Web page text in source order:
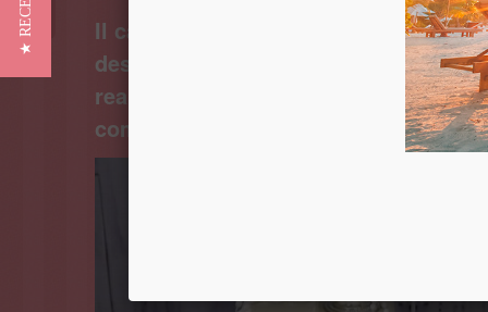
Il calice prima comunione in
design, ossia l’arte americana di
realizzare un oggetto fai da te da
comunione.